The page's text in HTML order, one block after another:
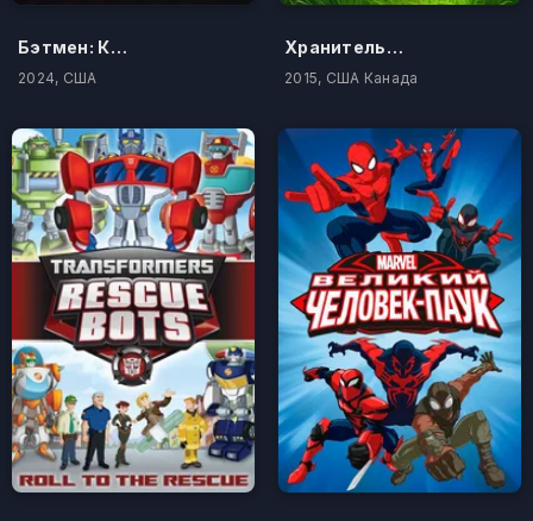
Бэтмен: Крестоносец в плаще
2024, США
Хранитель Лев
2015, США Канада